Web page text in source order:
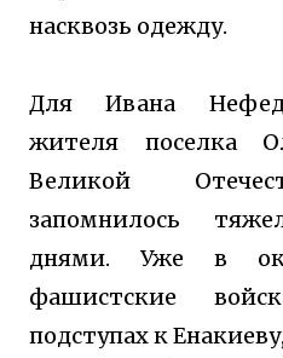
насквозь одежду.
Для Ивана
жителя поселка
Великой
запомнилось
днями. Уже в
фашистские
подступах к